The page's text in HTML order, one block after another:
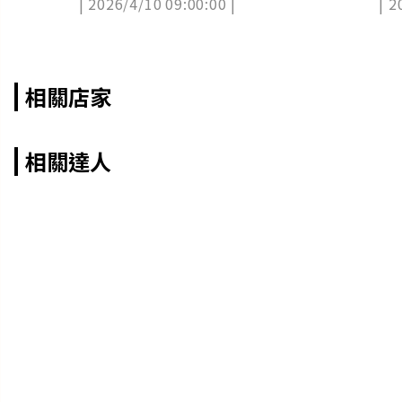
相關店家
相關達人